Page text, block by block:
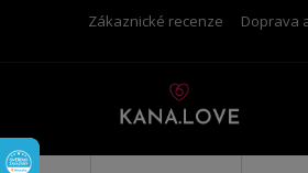
Zákaznické recenze Doprava